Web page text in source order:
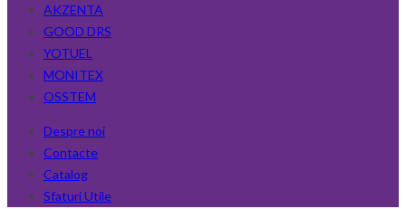
AKZENTA
GOOD DRS
YOTUEL
MONITEX
OSSTEM
Despre noi
Contacte
Catalog
Sfaturi Utile